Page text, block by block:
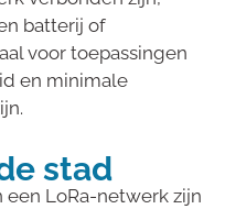
batterij of
voor toepassingen
en minimale
stad
LoRa-netwerk zijn